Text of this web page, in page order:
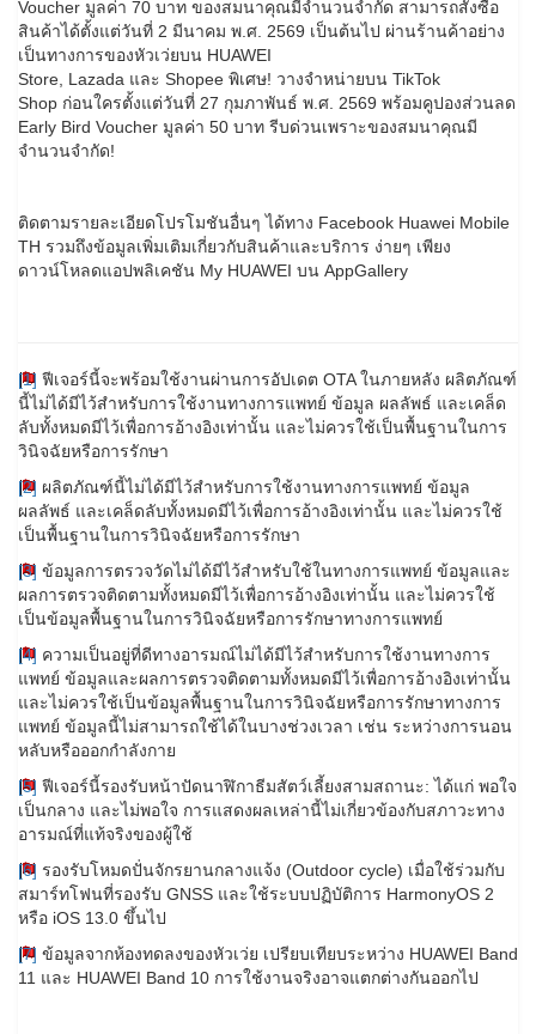
Voucher มูลค่า 70 บาท ของสมนาคุณมีจำนวนจำกัด สามารถสั่งซื้อ
สินค้าได้ตั้งแต่วันที่ 2 มีนาคม พ.ศ. 2569 เป็นต้นไป ผ่านร้านค้าอย่าง
เป็นทางการของหัวเว่ยบน HUAWEI
Store, Lazada และ Shopee พิเศษ! วางจำหน่ายบน TikTok
Shop ก่อนใครตั้งแต่วันที่ 27 กุมภาพันธ์ พ.ศ. 2569 พร้อมคูปองส่วนลด
Early Bird Voucher มูลค่า 50 บาท รีบด่วนเพราะของสมนาคุณมี
จำนวนจำกัด!
ติดตามรายละเอียดโปรโมชันอื่นๆ ได้ทาง Facebook Huawei Mobile
TH รวมถึงข้อมูลเพิ่มเติมเกี่ยวกับสินค้าและบริการ ง่ายๆ เพียง
ดาวน์โหลดแอปพลิเคชัน My HUAWEI บน AppGallery
[1] ฟีเจอร์นี้จะพร้อมใช้งานผ่านการอัปเดต OTA ในภายหลัง ผลิตภัณฑ์
นี้ไม่ได้มีไว้สำหรับการใช้งานทางการแพทย์ ข้อมูล ผลลัพธ์ และเคล็ด
ลับทั้งหมดมีไว้เพื่อการอ้างอิงเท่านั้น และไม่ควรใช้เป็นพื้นฐานในการ
วินิจฉัยหรือการรักษา
[2] ผลิตภัณฑ์นี้ไม่ได้มีไว้สำหรับการใช้งานทางการแพทย์ ข้อมูล
ผลลัพธ์ และเคล็ดลับทั้งหมดมีไว้เพื่อการอ้างอิงเท่านั้น และไม่ควรใช้
เป็นพื้นฐานในการวินิจฉัยหรือการรักษา
[3] ข้อมูลการตรวจวัดไม่ได้มีไว้สําหรับใช้ในทางการแพทย์ ข้อมูลและ
ผลการตรวจติดตามทั้งหมดมีไว้เพื่อการอ้างอิงเท่านั้น และไม่ควรใช้
เป็นข้อมูลพื้นฐานในการวินิจฉัยหรือการรักษาทางการแพทย์
[4] ความเป็นอยู่ที่ดีทางอารมณ์ไม่ได้มีไว้สำหรับการใช้งานทางการ
แพทย์ ข้อมูลและผลการตรวจติดตามทั้งหมดมีไว้เพื่อการอ้างอิงเท่านั้น
และไม่ควรใช้เป็นข้อมูลพื้นฐานในการวินิจฉัยหรือการรักษาทางการ
แพทย์ ข้อมูลนี้ไม่สามารถใช้ได้ในบางช่วงเวลา เช่น ระหว่างการนอน
หลับหรือออกกำลังกาย
[5] ฟีเจอร์นี้รองรับหน้าปัดนาฬิกาธีมสัตว์เลี้ยงสามสถานะ: ได้แก่ พอใจ
เป็นกลาง และไม่พอใจ การแสดงผลเหล่านี้ไม่เกี่ยวข้องกับสภาวะทาง
อารมณ์ที่แท้จริงของผู้ใช้
[6] รองรับโหมดปั่นจักรยานกลางแจ้ง (Outdoor cycle) เมื่อใช้ร่วมกับ
สมาร์ทโฟนที่รองรับ GNSS และใช้ระบบปฏิบัติการ HarmonyOS 2
หรือ iOS 13.0 ขึ้นไป
[7] ข้อมูลจากห้องทดลงของหัวเว่ย เปรียบเทียบระหว่าง HUAWEI Band
11 และ HUAWEI Band 10 การใช้งานจริงอาจแตกต่างกันออกไป